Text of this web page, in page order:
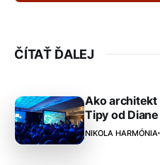
ČÍTAŤ ĎALEJ
Ako
Tipy od
NIKOLA HARMÓNIA